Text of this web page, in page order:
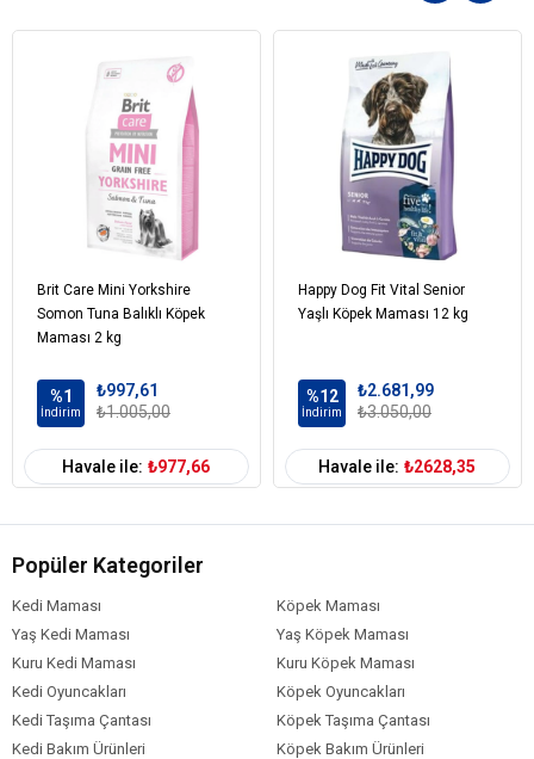
Brit Care Mini Yorkshire
Somon Tuna Balıklı Köpek
Maması 2 kg
%1
İndirim
₺997,61
₺1.005,00
Havale ile: ₺977,66
Happy Dog Fit Vital Senior
Yaşlı Köpek Maması 12 kg
%12
İndirim
₺2.681,99
₺3.050,00
Havale ile: ₺2628,35
Popüler Kategoriler
Kedi Maması
Köpek Maması
Yaş Kedi Maması
Yaş Köpek Maması
Kuru Kedi Maması
Kuru Köpek Maması
Kedi Oyuncakları
Köpek Oyuncakları
Kedi Taşıma Çantası
Köpek Taşıma Çantası
Kedi Bakım Ürünleri
Köpek Bakım Ürünleri